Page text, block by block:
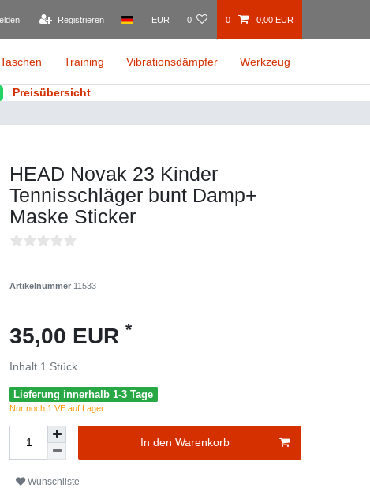
Registrieren EUR 0 0 0,00 EUR
Taschen Training Vibrationsdämpfer Werkzeug
Preisübersicht
HEAD Novak 23 Kinder
Tennisschläger bunt Damp+
Maske Sticker
Artikelnummer 11533
35,00 EUR *
Inhalt 1 Stück
Lieferung innerhalb 1-3 Tage
Nur noch 1 VE auf Lager
In den Warenkorb
Wunschliste